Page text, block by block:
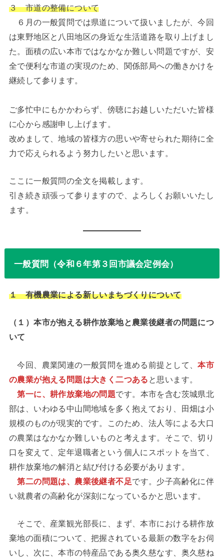
３ 市道の整備について
６月の一般質問では県道について扱いましたが、今回
は東野地区と八田地区の身近な生活道路を取り上げまし
た。面積の広い本市ではなかなか難しい問題ですが、安
全で便利な市道の実現のため、関係部局への働きかけを
継続して参ります。
ご多忙中にもかかわらず、傍聴にお越しいただいた皆様
に心から感謝申し上げます。
改めまして、地域の皆様方の思いや寄せられた期待に全
力で応えられるよう努力したいと思います。
ここに一般質問の全文を掲載します。
引き続き頑張って参りますので、よろしくお願いいたし
ます。
一般質問（令和６年第３回市議会定例会）
１ 有機農業による新しいまちづくりについて
（１）本市が抱える耕作放棄地と農業後継者の問題につ
いて
今回、農業関連の一般質問を進める前提として、本市
の農業が抱える問題は大きく二つあると思います。
第一に、耕作放棄地の問題です。本市を含む茨城県北
部は、いわゆる中山間地域を多く抱えており、田畑は小
規模のものが現実的です。このため、法人等による大口
の農業はなかなか難しいものと考えます。そこで、切り
口を変えて、定年退職者という個人にスポットを当て、
耕作放棄地の解消と結び付ける必要があります。
第二の問題は、農業後継者不足です。少子高齢化に伴
い就農者の高齢化が深刻になっているかと思います。
そこで、産業観光部長に、まず、本市における耕作放
棄地の面積について、把握されている最新の数字をお伺
いし、次に、本市の特産品である奥久慈なす、奥久慈ね